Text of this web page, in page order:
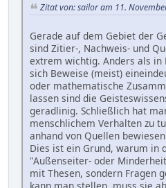
Zitat von: sailor am 11.
Gerade auf dem Gebiet der
sind Zitier-, Nachweis- und
extrem wichtig. Anders als in
sich Beweise (meist)
oder mathematische
lassen sind die
geradlinig. Schließlich hat
menschlichem Verhalten zu
anhand von Quellen
Dies ist ein Grund, warum in
"Außenseiter- oder
mit Thesen, sondern Fragen
kann man stellen, muss sie